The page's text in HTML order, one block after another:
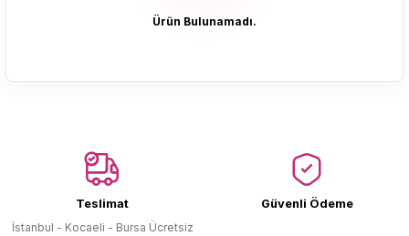
Ürün Bulunamadı.
Teslimat
İstanbul - Kocaeli - Bursa Ücretsiz
Güvenli Ödeme